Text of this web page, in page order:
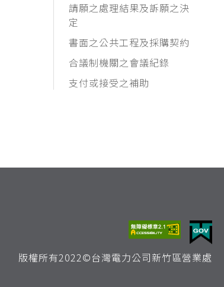
請願之處理結果及訴願之決
定
書面之公共工程及採購契約
合議制機關之會議紀錄
支付或接受之補助
版權所有2022©台灣電力公司新竹區營業處